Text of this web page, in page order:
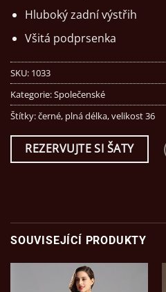
Hluboký zadní výstřih
Všitá podprsenka
SKU: 1033
Kategorie:Společenské
Štítky:černé, plná délka,velikost 36
REZERVUJTE SI ŠATY
SOUVISEJÍCÍ PRODUKTY